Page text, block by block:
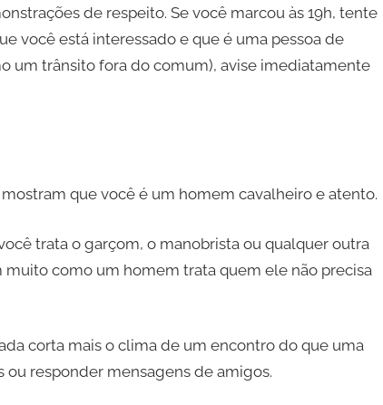
de respeito. Se você marcou às 19h, tente
você está interessado e que é uma pessoa de
um trânsito fora do comum), avise imediatamente
que você é um homem cavalheiro e atento.
trata o garçom, o manobrista ou qualquer outra
como um homem trata quem ele não precisa
corta mais o clima de um encontro do que uma
ou responder mensagens de amigos.